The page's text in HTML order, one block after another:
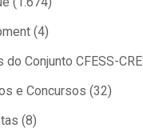
(4)
do Conjunto CFESS-
e Concursos (32)
(8)